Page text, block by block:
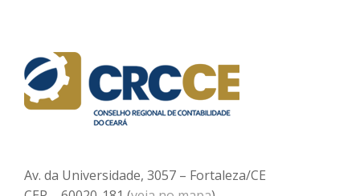
Av. da Universidade, 3057 – Fortaleza/CE